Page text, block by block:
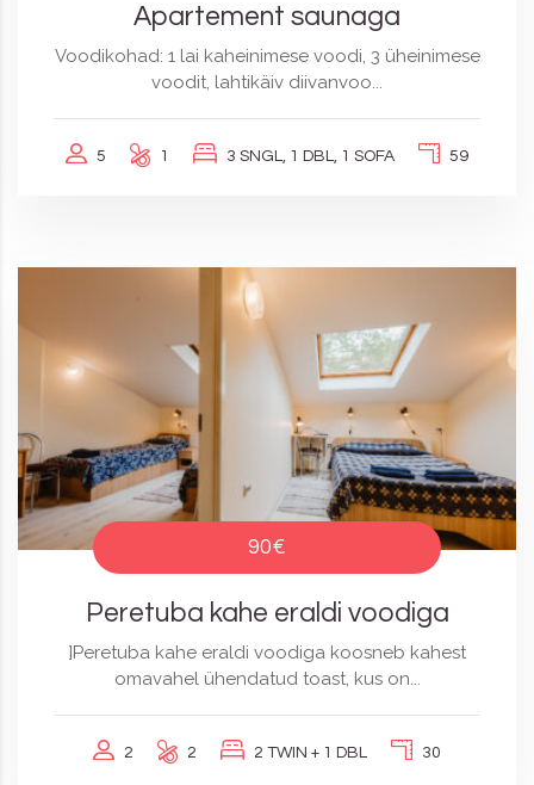
Apartement saunaga
Voodikohad: 1 lai kaheinimese voodi, 3 üheinimese
voodit, lahtikäiv diivanvoo...
5 1 3 SNGL, 1 DBL, 1 SOFA 59
90€
Peretuba kahe eraldi voodiga
]Peretuba kahe eraldi voodiga koosneb kahest
omavahel ühendatud toast, kus on...
2 2 2 TWIN + 1 DBL 30